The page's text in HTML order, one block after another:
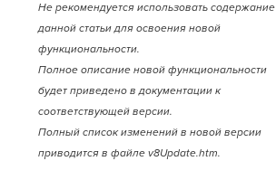
Не рекомендуется использовать содержание
данной статьи для освоения новой
функциональности.
Полное описание новой функциональности
будет приведено в документации к
соответствующей версии.
Полный список изменений в новой версии
приводится в файле v8Update.htm.